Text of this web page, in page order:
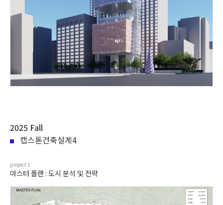
2025 Fall
캡스톤건축설계4
project 1
마스터 플랜 : 도시 분석 및 전략